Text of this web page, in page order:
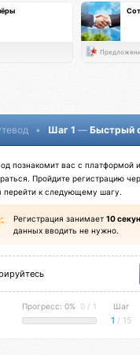
• Шаг 1 — Быстрый
познакомит вас с платформой
Пройдите регистрацию
перейти к следующему шагу.
Регистрация занимает 10
данных вводить не нужно.
Прогресс: 0% 0 / 1 Шаг
1 / 15